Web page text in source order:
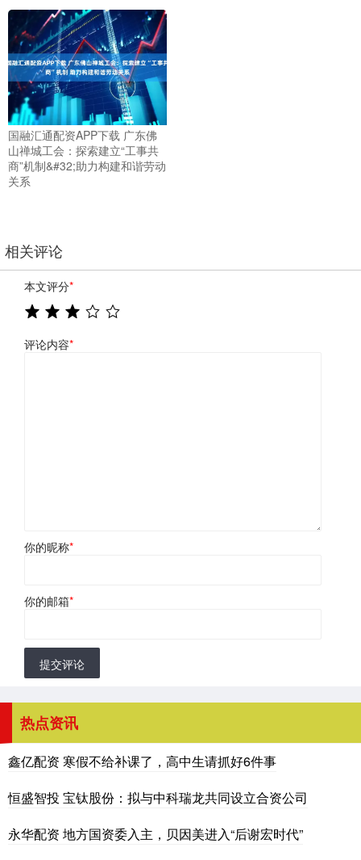
国融汇通配资APP下载 广东佛
山禅城工会：探索建立“工事共
商”机制&#32;助力构建和谐劳动
关系
相关评论
本文评分*
评论内容*
你的昵称*
你的邮箱*
提交评论
热点资讯
鑫亿配资 寒假不给补课了，高中生请抓好6件事
恒盛智投 宝钛股份：拟与中科瑞龙共同设立合资公司
永华配资 地方国资委入主，贝因美进入“后谢宏时代”